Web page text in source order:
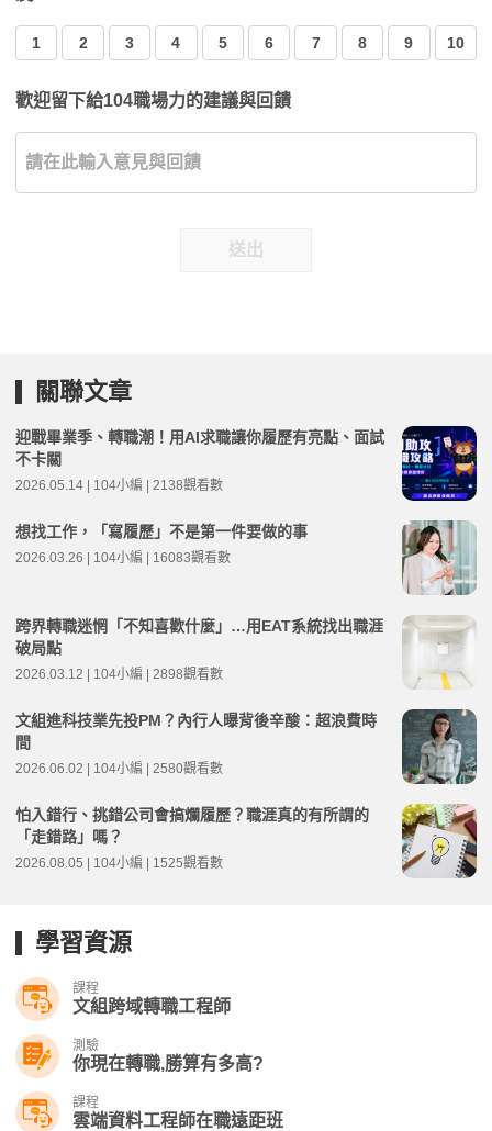
1 2 3 4 5 6 7 8 9 10
歡迎留下給104職場力的建議與回饋
送出
關聯文章
迎戰畢業季、轉職潮！用AI求職讓你履歷有亮點、面試
不卡關
2026.05.14 | 104小編 | 2138觀看數
想找工作，「寫履歷」不是第一件要做的事
2026.03.26 | 104小編 | 16083觀看數
跨界轉職迷惘「不知喜歡什麼」…用EAT系統找出職涯
破局點
2026.03.12 | 104小編 | 2898觀看數
文組進科技業先投PM？內行人曝背後辛酸：超浪費時
間
2026.06.02 | 104小編 | 2580觀看數
怕入錯行、挑錯公司會搞爛履歷？職涯真的有所謂的
「走錯路」嗎？
2026.08.05 | 104小編 | 1525觀看數
學習資源
課程
文組跨域轉職工程師
測驗
你現在轉職,勝算有多高?
課程
雲端資料工程師在職遠距班